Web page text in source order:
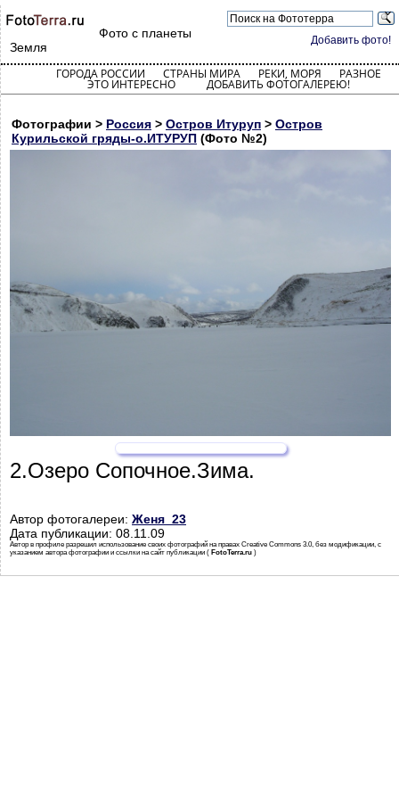
Добавить фото!
Фото с планеты
Земля
ГОРОДА РОССИИ СТРАНЫ МИРА РЕКИ, МОРЯ РАЗНОЕ
ЭТО ИНТЕРЕСНО ДОБАВИТЬ ФОТОГАЛЕРЕЮ!
Фотографии > Россия > Остров Итуруп > Остров
Курильской гряды-о.ИТУРУП (Фото №2)
2.Озеро Сопочное.Зима.
Автор фотогалереи: Женя_23
Дата публикации: 08.11.09
Автор в профиле разрешил использование своих фотографий на правах Creative Commons 3.0, без модификации, с
указанием автора фотографии и ссылки на сайт публикации ( FotoTerra.ru )